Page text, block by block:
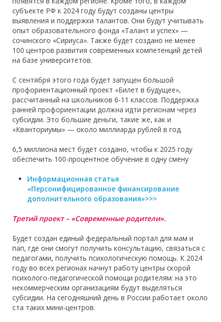
субъекте РФ к 2024 году будут созданы центры
выявления и поддержки талантов. Они будут учитывать
опыт образовательного фонда «Талант и успех» —
сочинского «Сириуса». Также будет создано не менее
100 центров развития современных компетенций детей
на базе университетов.
С сентября этого года будет запущен большой
профориентационный проект «Билет в будущее»,
рассчитанный на школьников 6-11 классов. Поддержка
ранней профориентации должна идти регионам через
субсидии. Это большие деньги, такие же, как и
«Кванториумы» — около миллиарда рублей в год.
6,5 миллиона мест будет создано, чтобы к 2025 году
обеспечить 100-процентное обучение в одну смену
Информационная статья
«Персонифицированное финансирование
дополнительного образования»>>>
Третий проект – «Современные родители».
Будет создан единый федеральный портал для мам и
пап, где они смогут получить консультацию, связаться с
педагогами, получить психологическую помощь. К 2024
году во всех регионах начнут работу центры скорой
психолого-педагогической помощи родителям: на это
некоммерческим организациям будут выделяться
субсидии. На сегодняшний день в России работает около
ста таких мини-центров.